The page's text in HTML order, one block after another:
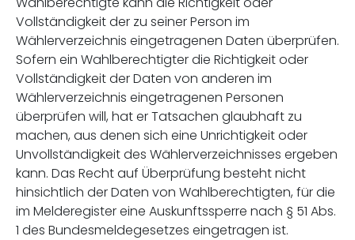
Vollständigkeit der zu seiner Person im
Wählerverzeichnis eingetragenen Daten überprüfen.
Sofern ein Wahlberechtigter die Richtigkeit oder
Vollständigkeit der Daten von anderen im
Wählerverzeichnis eingetragenen Personen
überprüfen will, hat er Tatsachen glaubhaft zu
machen, aus denen sich eine Unrichtigkeit oder
Unvollständigkeit des Wählerverzeichnisses ergeben
kann. Das Recht auf Überprüfung besteht nicht
hinsichtlich der Daten von Wahlberechtigten, für die
im Melderegister eine Auskunftssperre nach § 51 Abs.
1 des Bundesmeldegesetzes eingetragen ist.